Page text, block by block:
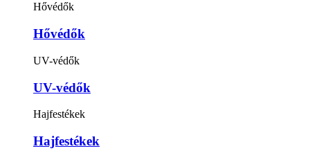
Hővédők
Hővédők
UV-védők
UV-védők
Hajfestékek
Hajfestékek